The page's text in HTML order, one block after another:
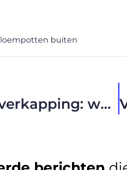
buiten
Een tuinkamer of terrasoverkapping: welke is de juiste keuze?